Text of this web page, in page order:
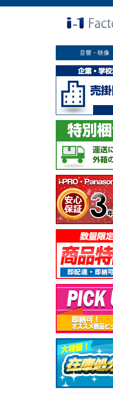
音響・映像
業務用ディスプレイ
プロジェクター
放送・業務用映像シ
書画カメラ
スクリーン
オプション
Panasonic i-PRO
2MP(1080p) 屋内 小
ー付きモデル WV-
S71301-F2L (送料無
（税別）
即納可能！
パナソニッ
Panasonic
メラ吊り下
WV-
(送料無料)
6,000円